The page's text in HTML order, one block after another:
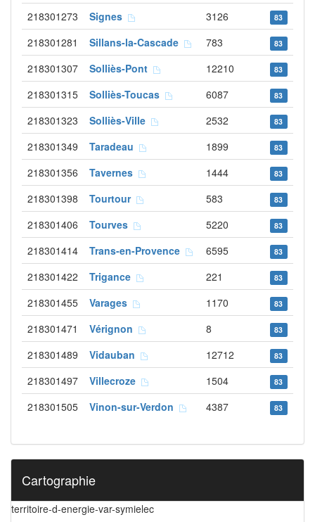
218301273 Signes 3126 83
218301281 Sillans-la-Cascade 783 83
218301307 Solliès-Pont 12210 83
218301315 Solliès-Toucas 6087 83
218301323 Solliès-Ville 2532 83
218301349 Taradeau 1899 83
218301356 Tavernes 1444 83
218301398 Tourtour 583 83
218301406 Tourves 5220 83
218301414 Trans-en-Provence 6595 83
218301422 Trigance 221 83
218301455 Varages 1170 83
218301471 Vérignon 8 83
218301489 Vidauban 12712 83
218301497 Villecroze 1504 83
218301505 Vinon-sur-Verdon 4387 83
Cartographie
territoire-d-energie-var-symielec